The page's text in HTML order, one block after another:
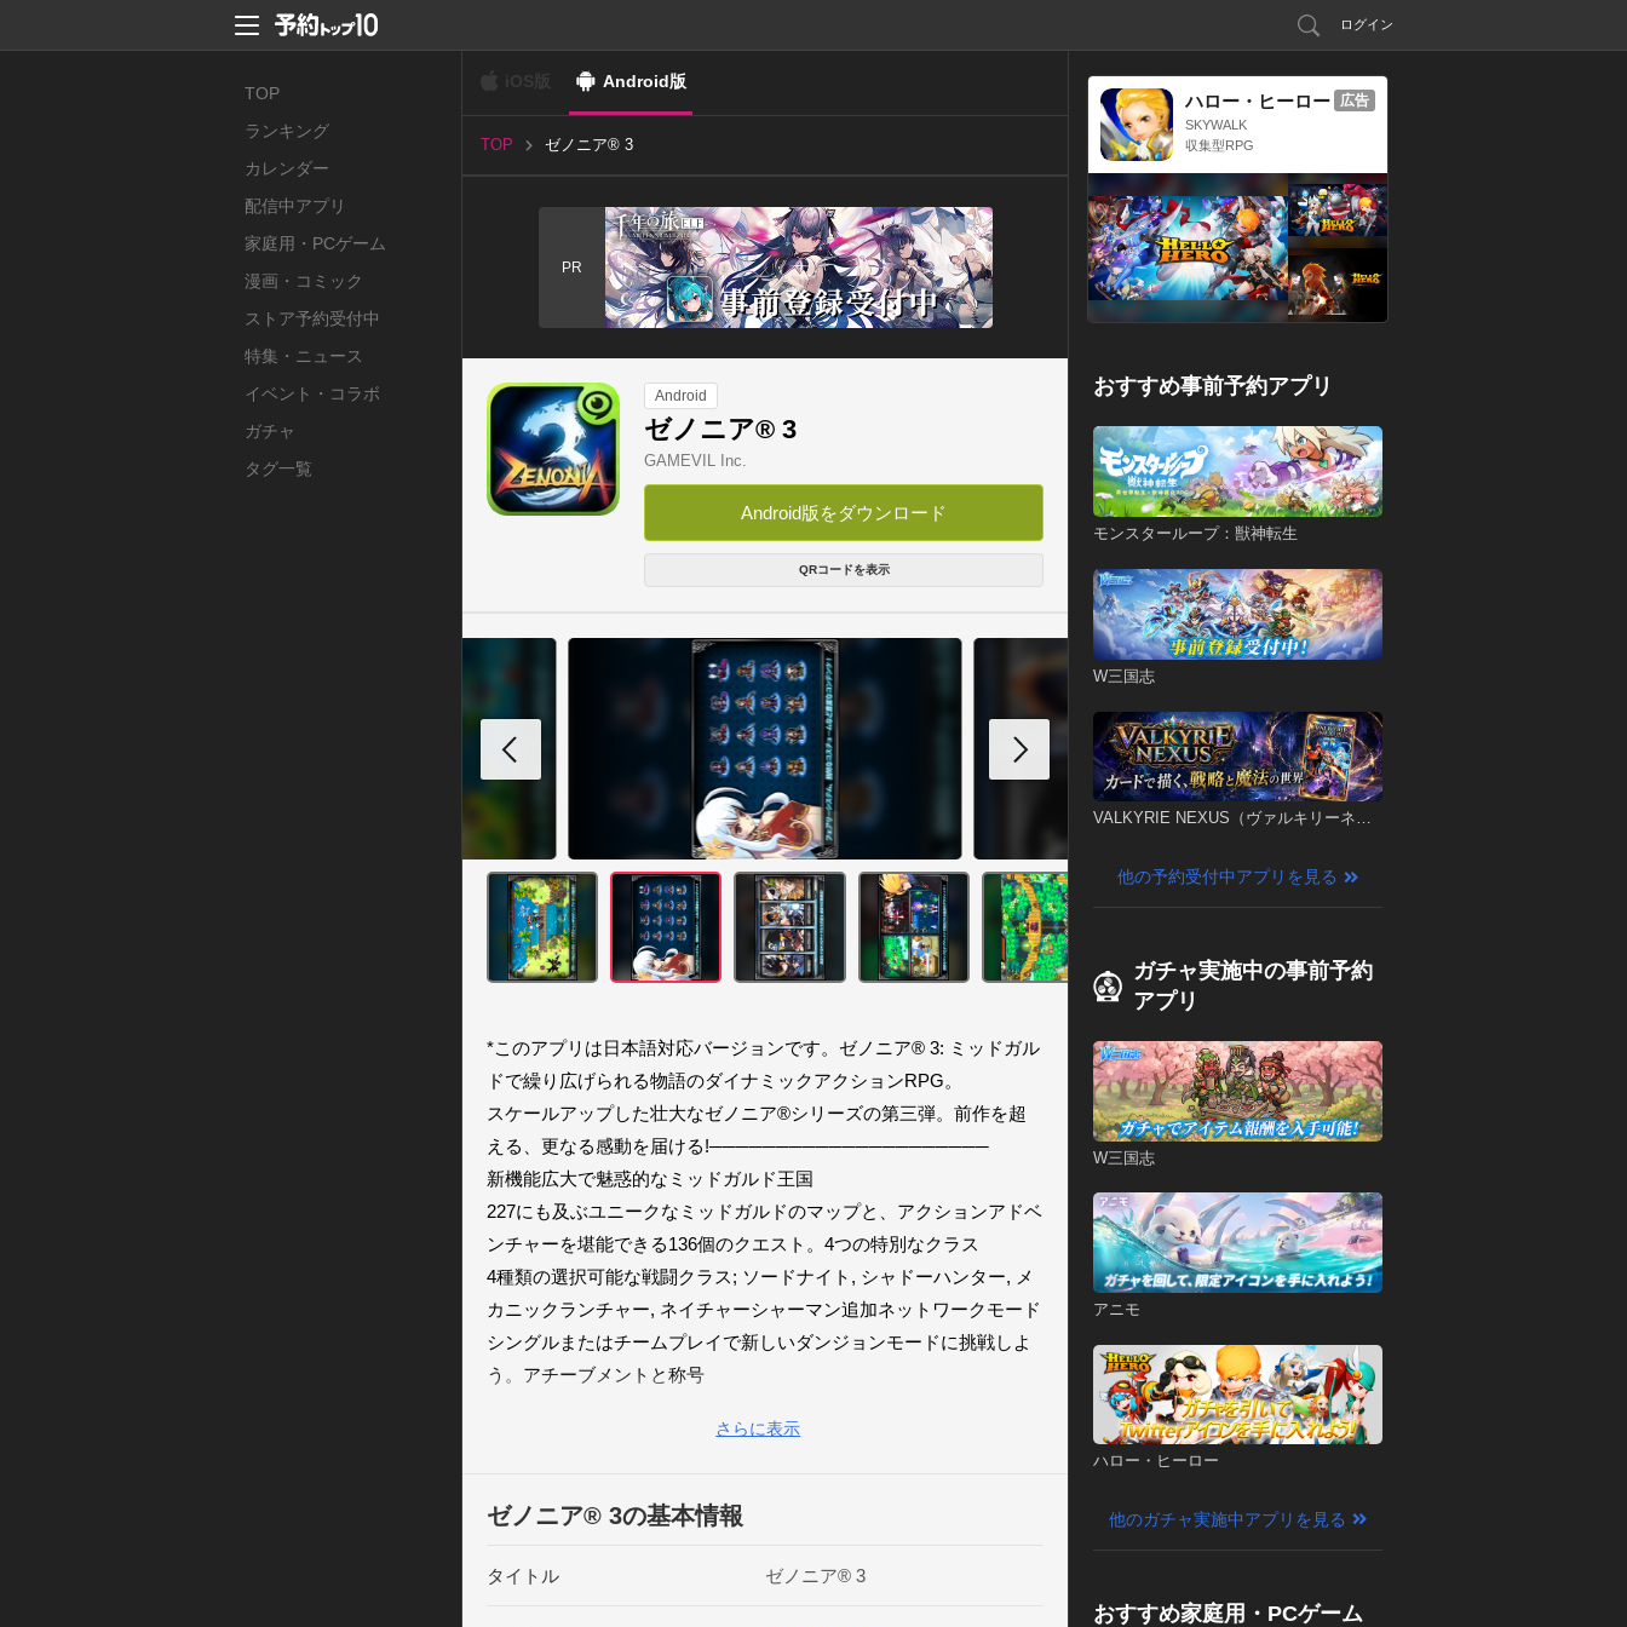
ログイン
TOP
ランキング
カレンダー
配信中アプリ
家庭用・PCゲーム
漫画・コミック
ストア予約受付中
特集・ニュース
イベント・コラボ
ガチャ
タグ一覧
Android版
TOP ゼノニア® 3
PR
Android
ゼノニア® 3
GAMEVIL Inc.
Android版をダウンロード
QRコードを表示
*このアプリは日本語対応バージョンです。ゼノニア® 3: ミッドガル
ドで繰り広げられる物語のダイナミックアクションRPG。
スケールアップした壮大なゼノニア®シリーズの第三弾。前作を超
える、更なる感動を届ける!─────────────────────
新機能広大で魅惑的なミッドガルド王国
227にも及ぶユニークなミッドガルドのマップと、アクションアドベ
ンチャーを堪能できる136個のクエスト。4つの特別なクラス
4種類の選択可能な戦闘クラス; ソードナイト, シャドーハンター, メ
カニックランチャー, ネイチャーシャーマン追加ネットワークモード
シングルまたはチームプレイで新しいダンジョンモードに挑戦しよ
う。アチーブメントと称号
既存のシステムを改め、新しいユーザーインタフェースを導入。
ャラクターカスタマイズ
ズ。3種類のゲームモードとPvPシステム
さらに表示
ゼノニア® 3の基本情報
タイトル ゼノニア® 3
ハロー・ヒーロー
SKYWALK
収集型RPG
広告
おすすめ事前予約アプリ
モンスターループ：獣神転生
W三国志
VALKYRIE NEXUS（ヴァルキリーネク
他の予約受付中アプリを見る
ガチャ実施中の事前予約
アプリ
W三国志
アニモ
ハロー・ヒーロー
他のガチャ実施中アプリを見る
おすすめ家庭用・PCゲーム